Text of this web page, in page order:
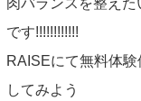
です!!!!!!!!!!!!
RAISEにて無料体
してみよう